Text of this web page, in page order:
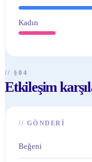
Kadın
// §04
Etkileşim
// GÖNDERI
Beğeni